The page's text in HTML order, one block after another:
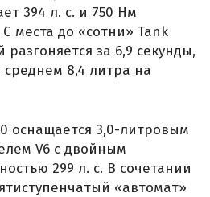
394 л. с. и 750 Нм
места до «сотни» Tank
разгоняется за 6,9 секунды,
среднем 8,4 литра на
оснащается 3,0-литровым
V6 с двойным
299 л. с. В сочетании
«автомат»